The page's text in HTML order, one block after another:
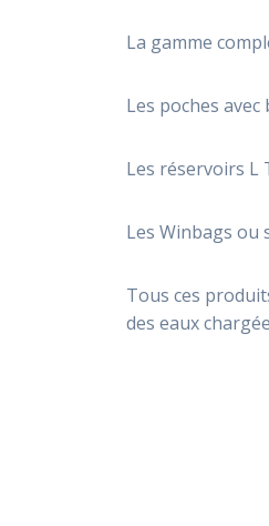
La gamme
Les poches avec
Les réservoirs L
Les Winbags ou
Tous ces
des eaux